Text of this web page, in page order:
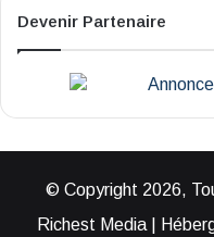
Devenir Partenaire
© Copyright 2026,
Richest Media |